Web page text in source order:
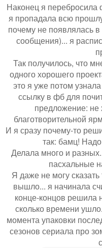
Наконец я перебросила
я пропадала всю
почему не появлялась
сообщения)... я
Так получилось, что
одного хорошего
это я уже потом
ссылку в фб для
предложение: не
благотворительной
И я сразу почему-то
так: бамц!
Делала много и
пасхальные
Я даже не могу сказать
вышло... я начинала
конце-концов решила
сколько времени
момента упаковки
сезонов сериала про